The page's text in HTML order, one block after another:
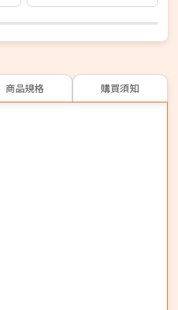
商品規格 購買須知